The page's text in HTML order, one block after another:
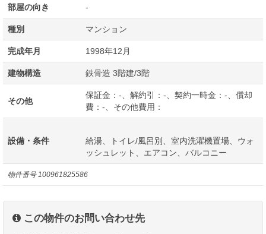
物件番号100961825586
部屋の向き -
種別 マンション
完成年月 1998年12月
建物構造 鉄骨造 3階建/3階
その他
保証金：-、解約引：-、契約一時金：-、償却
費：-、その他費用：
設備・条件
給湯、トイレ/風呂別、室内洗濯機置場、ウォ
ッシュレット、エアコン、バルコニー
この物件のお問い合わせ先